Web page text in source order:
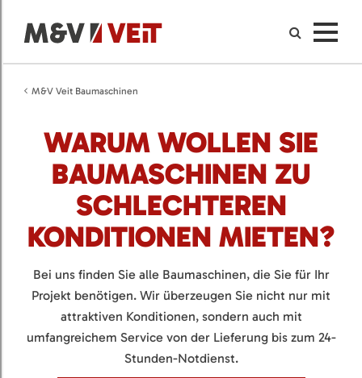
M&V Veit Baumaschinen
WARUM WOLLEN SIE
BAUMASCHINEN ZU
SCHLECHTEREN
KONDITIONEN MIETEN?
Bei uns finden Sie alle Baumaschinen, die Sie für Ihr
Projekt benötigen. Wir überzeugen Sie nicht nur mit
attraktiven Konditionen, sondern auch mit
umfangreichem Service von der Lieferung bis zum 24-
Stunden-Notdienst.